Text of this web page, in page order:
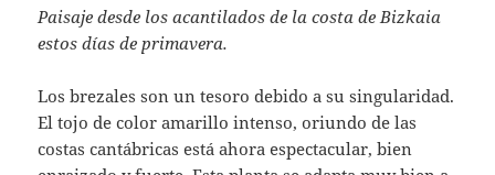
Paisaje desde los acantilados de la costa de Bizkaia
estos días de primavera.
Los brezales son un tesoro debido a su singularidad.
El tojo de color amarillo intenso, oriundo de las
costas cantábricas está ahora espectacular, bien